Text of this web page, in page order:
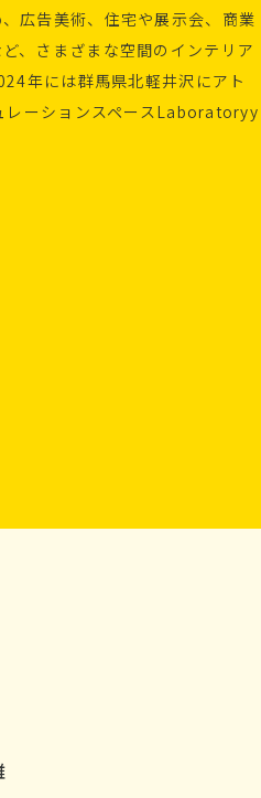
広告美術、住宅や展示会、商業
、さまざまな空間のインテリア
年には群馬県北軽井沢にアト
ーションスペースLaboratoryy